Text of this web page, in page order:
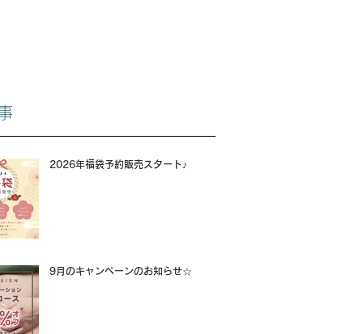
2026年福袋予約販売スタート♪
9月のキャンペーンのお知らせ☆